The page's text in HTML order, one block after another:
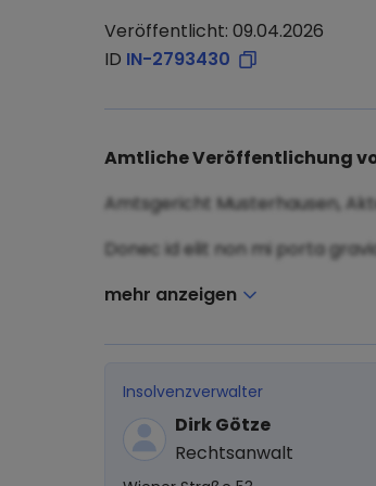
Veröffentlicht: 09.04.2026
ID IN-2793430
Amtliche Veröffentlichung
Amtsgericht Musterhausen,
Donec id elit non mi porta
mehr anzeigen
Insolvenzverwalter
Dirk Götze
Rechtsanwalt